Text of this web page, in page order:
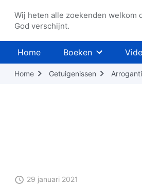
Wij heten alle zoekenden welkom
God verschijnt.
Home Boeken
Home Getuigenissen
29 januari 2021